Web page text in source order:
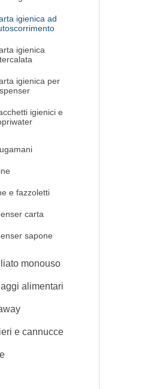
igienica ad
igienica
igienica per
igienici e
e fazzoletti
carta
sapone
monouso
alimentari
e cannucce